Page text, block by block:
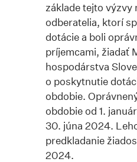
základe tejto výzvy
odberatelia, ktorí
dotácie a boli
príjemcami, žiadať
hospodárstva
o poskytnutie
obdobie.
obdobie od 1.
30. júna 2024.
predkladanie
2024.